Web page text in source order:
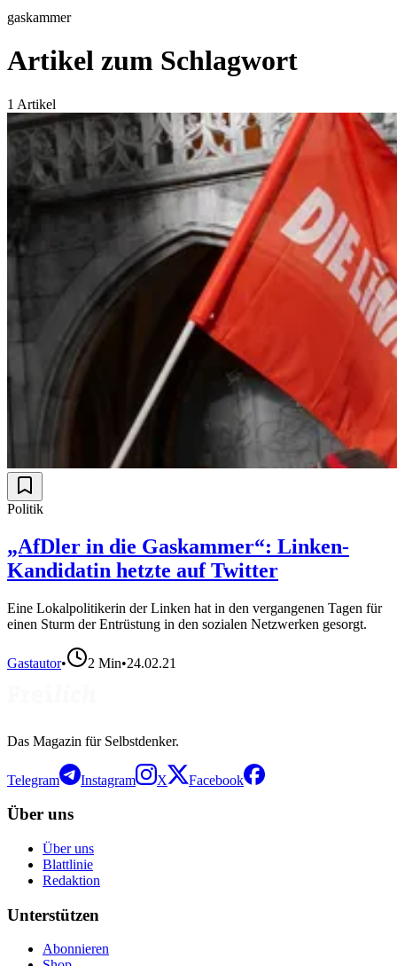
gaskammer
Artikel zum Schlagwort
1 Artikel
Politik
„AfDler in die Gaskammer“: Linken-
Kandidatin hetzte auf Twitter
Eine Lokalpolitikerin der Linken hat in den vergangenen Tagen für
einen Sturm der Entrüstung in den sozialen Netzwerken gesorgt.
Gastautor• 2 Min•24.02.21
Das Magazin für Selbstdenker.
Telegram Instagram X Facebook
Über uns
Über uns
Blattlinie
Redaktion
Unterstützen
Abonnieren